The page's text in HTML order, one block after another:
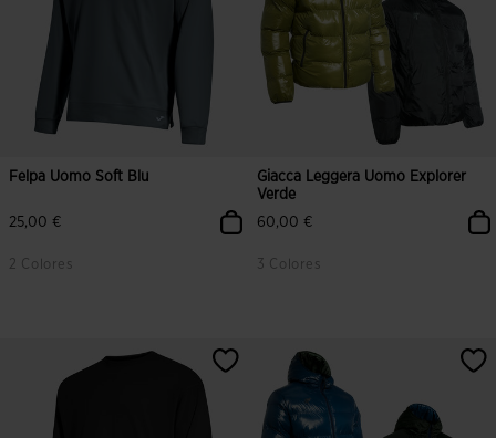
Felpa Uomo Soft Blu
25,00 €
2 Colores
4,6 su 5 valutazione dei clienti
Giacca Leggera Uomo Explorer
Verde
60,00 €
3 Colores
4,5 su 5 valutazione dei clienti